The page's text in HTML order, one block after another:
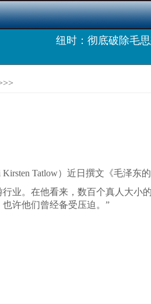
纽时：彻底破除毛
Tatlow）近日撰文《毛泽东
业。在他看来，数百个真人大
许他们曾经备受压迫。”